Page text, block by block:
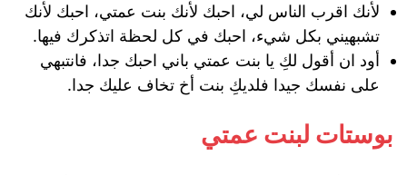
لأنك اقرب الناس لي، احبك لأنك بنت عمتي، احبك لأنك
تشبهيني بكل شيء، احبك في كل لحظة اتذكرك فيها.
أود ان أقول لكِ يا بنت عمتي باني احبك جدا، فانتبهي
على نفسك جيدا فلديكِ بنت أخ تخاف عليك جدا.
بوستات لبنت عمتي